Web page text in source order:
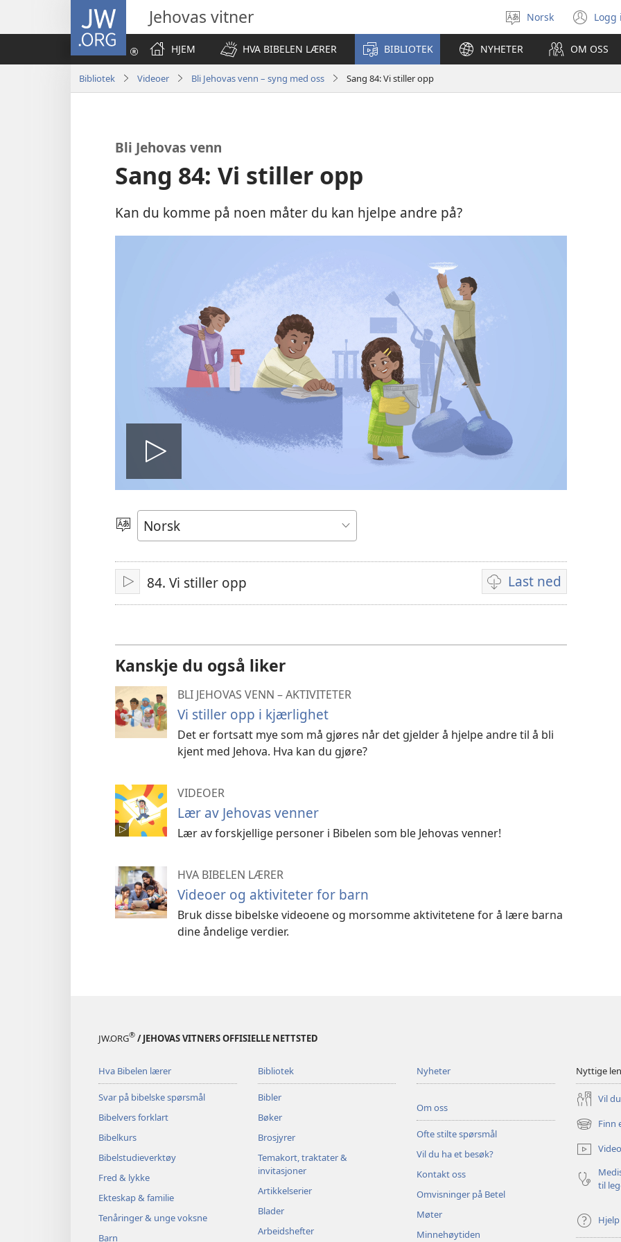
JW.ORG Jehovas vitner
Velg
språk
Norsk Logg
nytt
HJEM HVA BIBELEN LÆRER BIBLIOTEK NYHETER OM OSS
Bibliotek Videoer Bli Jehovas venn – syng med oss Sang 84: Vi stiller opp
Bli Jehovas venn
Sang 84: Vi stiller opp
Kan du komme på noen måter du kan hjelpe andre på?
Spill
video
Velg
språk
Spill
av
84. Vi stiller opp Last ned
for
Kanskje du også liker
BLI JEHOVAS VENN – AKTIVITETER
Vi stiller opp i kjærlighet
Det er fortsatt mye som må gjøres når det gjelder å hjelpe andre til å bli
kjent med Jehova. Hva kan du gjøre?
VIDEOER
Lær av Jehovas venner
Lær av forskjellige personer i Bibelen som ble Jehovas venner!
HVA BIBELEN LÆRER
Videoer og aktiviteter for barn
Bruk disse bibelske videoene og morsomme aktivitetene for å lære barna
dine åndelige verdier.
JW.ORG® / JEHOVAS VITNERS OFFISIELLE NETTSTED
Hva Bibelen lærer
Svar på bibelske spørsmål
Bibelvers forklart
Bibelkurs
Bibelstudieverktøy
Fred & lykke
Ekteskap & familie
Tenåringer & unge voksne
Barn
Bibliotek
Bibler
Bøker
Brosjyrer
Temakort, traktater &
invitasjoner
Artikkelserier
Blader
Arbeidshefter
Nyheter
Om oss
Ofte stilte spørsmål
Vil du ha et besøk?
Kontakt oss
Omvisninger på Betel
Møter
Minnehøytiden
Nyttige
Vil
Finn
(åpner
nytt
vindu)
til
Hjelp